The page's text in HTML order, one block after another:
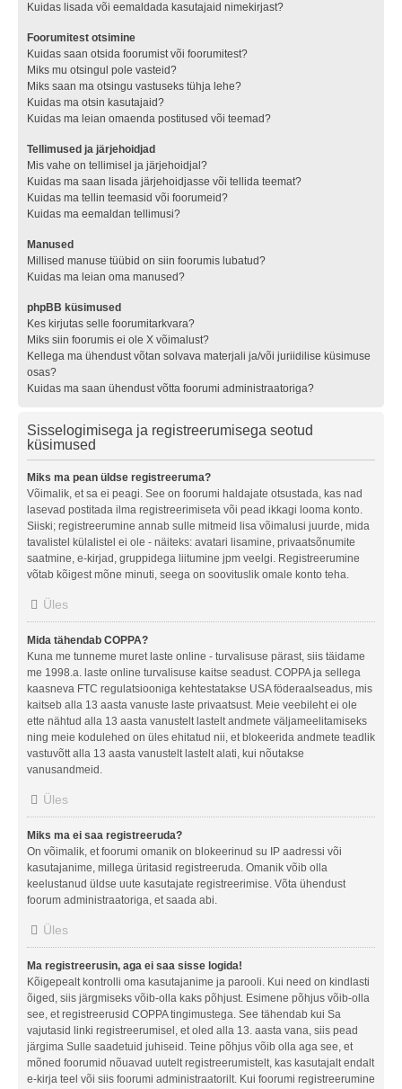
Kuidas lisada või eemaldada kasutajaid nimekirjast?
Foorumitest otsimine
Kuidas saan otsida foorumist või foorumitest?
Miks mu otsingul pole vasteid?
Miks saan ma otsingu vastuseks tühja lehe?
Kuidas ma otsin kasutajaid?
Kuidas ma leian omaenda postitused või teemad?
Tellimused ja järjehoidjad
Mis vahe on tellimisel ja järjehoidjal?
Kuidas ma saan lisada järjehoidjasse või tellida teemat?
Kuidas ma tellin teemasid või foorumeid?
Kuidas ma eemaldan tellimusi?
Manused
Millised manuse tüübid on siin foorumis lubatud?
Kuidas ma leian oma manused?
phpBB küsimused
Kes kirjutas selle foorumitarkvara?
Miks siin foorumis ei ole X võimalust?
Kellega ma ühendust võtan solvava materjali ja/või juriidilise küsimuse
osas?
Kuidas ma saan ühendust võtta foorumi administraatoriga?
Sisselogimisega ja registreerumisega seotud
küsimused
Miks ma pean üldse registreeruma?
Võimalik, et sa ei peagi. See on foorumi haldajate otsustada, kas nad
lasevad postitada ilma registreerimiseta või pead ikkagi looma konto.
Siiski; registreerumine annab sulle mitmeid lisa võimalusi juurde, mida
tavalistel külalistel ei ole - näiteks: avatari lisamine, privaatsõnumite
saatmine, e-kirjad, gruppidega liitumine jpm veelgi. Registreerumine
võtab kõigest mõne minuti, seega on soovituslik omale konto teha.
Üles
Mida tähendab COPPA?
Kuna me tunneme muret laste online - turvalisuse pärast, siis täidame
me 1998.a. laste online turvalisuse kaitse seadust. COPPA ja sellega
kaasneva FTC regulatsiooniga kehtestatakse USA föderaalseadus, mis
kaitseb alla 13 aasta vanuste laste privaatsust. Meie veebileht ei ole
ette nähtud alla 13 aasta vanustelt lastelt andmete väljameelitamiseks
ning meie kodulehed on üles ehitatud nii, et blokeerida andmete teadlik
vastuvõtt alla 13 aasta vanustelt lastelt alati, kui nõutakse
vanusandmeid.
Üles
Miks ma ei saa registreeruda?
On võimalik, et foorumi omanik on blokeerinud su IP aadressi või
kasutajanime, millega üritasid registreeruda. Omanik võib olla
keelustanud üldse uute kasutajate registreerimise. Võta ühendust
foorum administraatoriga, et saada abi.
Üles
Ma registreerusin, aga ei saa sisse logida!
Kõigepealt kontrolli oma kasutajanime ja parooli. Kui need on kindlasti
õiged, siis järgmiseks võib-olla kaks põhjust. Esimene põhjus võib-olla
see, et registreerusid COPPA tingimustega. See tähendab kui Sa
vajutasid linki registreerumisel, et oled alla 13. aasta vana, siis pead
järgima Sulle saadetuid juhiseid. Teine põhjus võib olla aga see, et
mõned foorumid nõuavad uutelt registreerumistelt, kas kasutajalt endalt
e-kirja teel või siis foorumi administraatorilt. Kui foorumi registreerumine